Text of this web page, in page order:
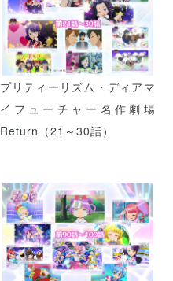
プリティーリズム・ディアマ
イフューチャー名作劇場
Return（21～30話）